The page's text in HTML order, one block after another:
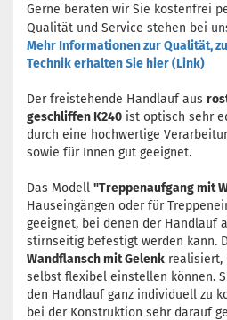
Gerne beraten wir Sie kostenfrei
Qualität und Service stehen bei
Mehr Informationen zur Qualität,
Technik erhalten Sie hier (Link)
Der freistehende Handlauf aus
geschliffen K240 ist optisch sehr
durch eine hochwertige
sowie für Innen gut geeignet.
Das Modell "Treppenaufgang mit
Hauseingängen oder für
geeignet, bei denen der Handlauf
stirnseitig befestigt werden kann.
Wandflansch mit Gelenk realisiert,
selbst flexibel einstellen können.
den Handlauf ganz individuell zu
bei der Konstruktion sehr darauf